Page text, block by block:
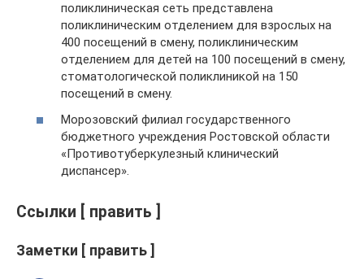
поликлиническая сеть представлена
поликлиническим отделением для взрослых на
400 посещений в смену, поликлиническим
отделением для детей на 100 посещений в смену,
стоматологической поликлиникой на 150
посещений в смену.
Морозовский филиал государственного
бюджетного учреждения Ростовской области
«Противотуберкулезный клинический
диспансер».
Ссылки [ править ]
Заметки [ править ]